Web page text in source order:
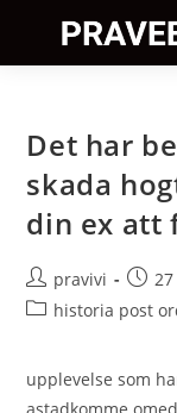
content
Det har
skada
din ex att
Auteur/autrice
de
pravivi
Post
Posthistoria post
upplevelse som